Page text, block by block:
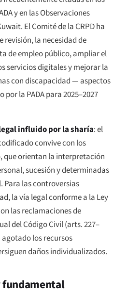
y en las Observaciones
El Comité de la CRPD ha
revisión, la necesidad de
de empleo público, ampliar el
servicios digitales y mejorar la
con discapacidad — aspectos
la PADA para 2025–2027
influido por la sharía: el
convive con los
que orientan la interpretación
sucesión y determinadas
Para las controversias
la vía legal conforme a la Ley
las reclamaciones de
del Código Civil (arts. 227–
los recursos
daños individualizados.
fundamental